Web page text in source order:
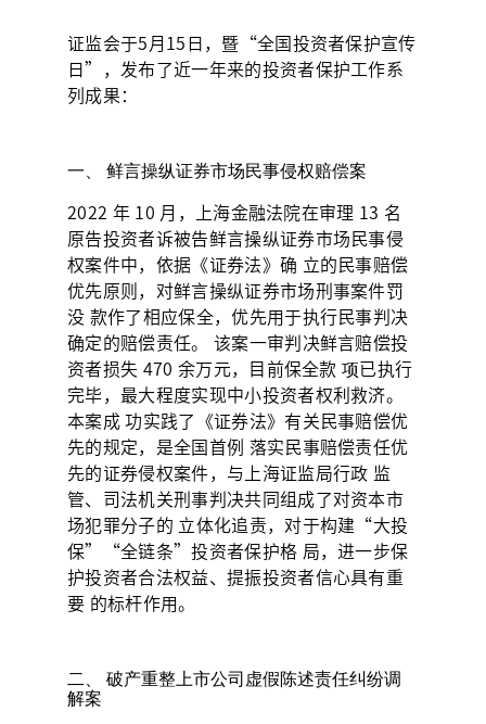
证监会于5月15日，暨“全国投资者保护宣传
日”，发布了近一年来的投资者保护工作系
列成果：
一、 鲜言操纵证券市场民事侵权赔偿案
2022 年 10 月，上海金融法院在审理 13 名
原告投资者诉被告鲜言操纵证券市场民事侵
权案件中，依据《证券法》确 立的民事赔偿
优先原则，对鲜言操纵证券市场刑事案件罚
没 款作了相应保全，优先用于执行民事判决
确定的赔偿责任。 该案一审判决鲜言赔偿投
资者损失 470 余万元，目前保全款 项已执行
完毕，最大程度实现中小投资者权利救济。
本案成 功实践了《证券法》有关民事赔偿优
先的规定，是全国首例 落实民事赔偿责任优
先的证券侵权案件，与上海证监局行政 监
管、司法机关刑事判决共同组成了对资本市
场犯罪分子的 立体化追责，对于构建“大投
保”“全链条”投资者保护格 局，进一步保
护投资者合法权益、提振投资者信心具有重
要 的标杆作用。
二、 破产重整上市公司虚假陈述责任纠纷调
解案